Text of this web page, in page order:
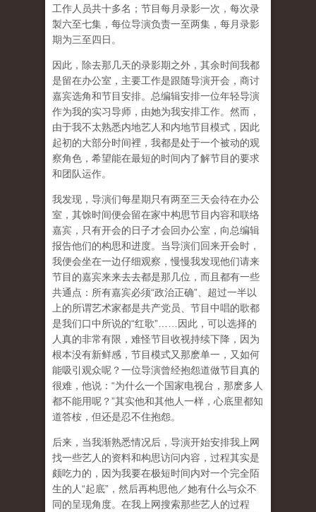
工作人员共十多名；节目每月录影一次，每次录
製六至七集，每位导演负责一至两集，每月录影
期为三至四日。
因此，除去那几天的录影期之外，其余时间我都
是留在办公室，主要工作是跟随导演开会，商讨
嘉宾选角和节目安排。总编辑安排一位年轻导演
作为我的实习导师，由她为我安排工作。然而，
由于我不太熟悉内地艺人和内地节目模式，因此
起初的大部分时间裡，我都是处于一个被动的观
察角色，希望能在最短的时间内了解节目的要求
和团队运作。
我发现，导演们每星期只有两至三天会待在办公
室，其馀时间便会留在家中构思节目内容和联络
嘉宾，只有开会的日子才会回办公室，向总编辑
报告他们的构思和进度。当导演们回来开会时，
我便会坐在一边仔细观察，慢慢我发现他们请来
节目的嘉宾来来去去都是那几位，而且都有一些
共通点：所有嘉宾必须“政治正确”、超过一半以
上的所谓艺术家都是共产党员、节目中唱的歌都
是我们口中所说的“红歌”……因此，可以选择的
人真的非常有限，难怪节目收视持续下降，因为
根本没有新鲜感，节目模式又那麽单一，又如何
能吸引观众呢？一位导演曾经抱怨道做节目真的
很难，他说：“为什么一个国家电视台，那麽多人
都不能用呢？”其实他和其他人一样，心底里都知
道答桉，但还是忍不住抱怨。
后来，当我渐熟悉情况后，导演开始安排我上网
找一些艺人的资料和构思访问内容，过程其实是
颇吃力的，因为我要在极短时间内对一个完全陌
生的人“起底”，然后再构思他／她有什么与众不
同的呈现角度。在我上网搜索那些艺人的过程